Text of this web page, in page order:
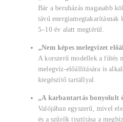
Bár a beruházás magasabb
távú energiamegtakarításnak
5–10 év alatt megtérül.
„Nem képes melegvizet
A korszerű modellek a fűtés
melegvíz-előállítására is
kiegészítő tartállyal.
„A karbantartás bonyolult
Valójában egyszerű, mivel
és a szűrők tisztítása a